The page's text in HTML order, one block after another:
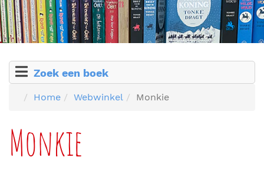
Zoek een boek
Home Webwinkel Monkie
Monkie